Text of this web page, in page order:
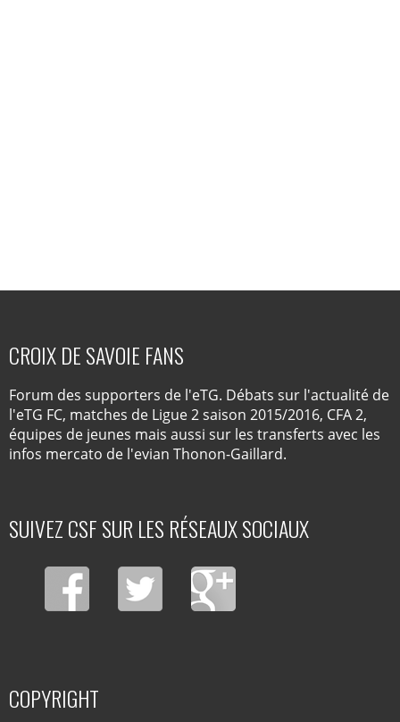
CROIX DE SAVOIE FANS
Forum des supporters de l'eTG. Débats sur l'actualité de
l'eTG FC, matches de Ligue 2 saison 2015/2016, CFA 2,
équipes de jeunes mais aussi sur les transferts avec les
infos mercato de l'evian Thonon-Gaillard.
SUIVEZ CSF SUR LES RÉSEAUX SOCIAUX
COPYRIGHT